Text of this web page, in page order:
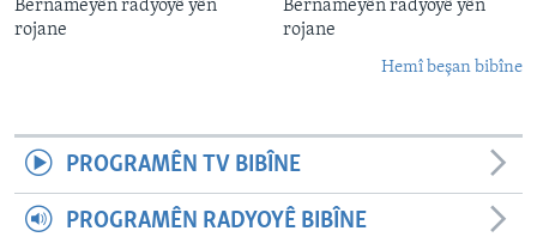
Bernameyên radyoyê yên
rojane
Bernameyên radyoyê yên
rojane
Hemî beşan bibîne
PROGRAMÊN TV BIBÎNE
PROGRAMÊN RADYOYÊ BIBÎNE